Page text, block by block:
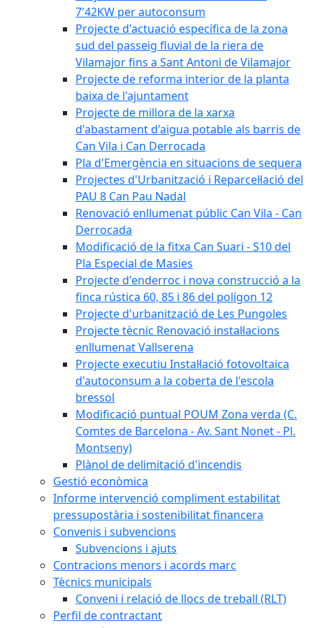
7'42KW per autoconsum
Projecte d'actuació específica de la zona
sud del passeig fluvial de la riera de
Vilamajor fins a Sant Antoni de Vilamajor
Projecte de reforma interior de la planta
baixa de l'ajuntament
Projecte de millora de la xarxa
d'abastament d'aigua potable als barris de
Can Vila i Can Derrocada
Pla d'Emergència en situacions de sequera
Projectes d'Urbanització i Reparcel·lació del
PAU 8 Can Pau Nadal
Renovació enllumenat públic Can Vila - Can
Derrocada
Modificació de la fitxa Can Suari - S10 del
Pla Especial de Masies
Projecte d'enderroc i nova construcció a la
finca rústica 60, 85 i 86 del polígon 12
Projecte d'urbanització de Les Pungoles
Projecte tècnic Renovació instal·lacions
enllumenat Vallserena
Projecte executiu Instal·lació fotovoltaica
d'autoconsum a la coberta de l'escola
bressol
Modificació puntual POUM Zona verda (C.
Comtes de Barcelona - Av. Sant Nonet - Pl.
Montseny)
Plànol de delimitació d'incendis
Gestió econòmica
Informe intervenció compliment estabilitat
pressupostària i sostenibilitat financera
Convenis i subvencions
Subvencions i ajuts
Contracions menors i acords marc
Tècnics municipals
Conveni i relació de llocs de treball (RLT)
Perfil de contractant